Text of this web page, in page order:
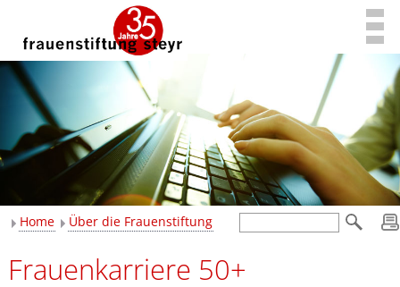
Home Über die Frauenstiftung
Frauenkarriere 50+